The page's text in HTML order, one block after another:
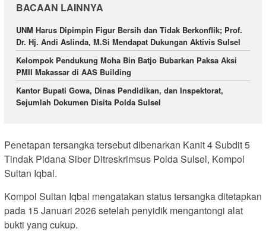
BACAAN LAINNYA
UNM Harus Dipimpin Figur Bersih dan Tidak Berkonflik; Prof.
Dr. Hj. Andi Aslinda, M.Si Mendapat Dukungan Aktivis Sulsel
Kelompok Pendukung Moha Bin Batjo Bubarkan Paksa Aksi
PMII Makassar di AAS Building
Kantor Bupati Gowa, Dinas Pendidikan, dan Inspektorat,
Sejumlah Dokumen Disita Polda Sulsel
Penetapan tersangka tersebut dibenarkan Kanit 4 Subdit 5
Tindak Pidana Siber Ditreskrimsus Polda Sulsel, Kompol
Sultan Iqbal.
Kompol Sultan Iqbal mengatakan status tersangka ditetapkan
pada 15 Januari 2026 setelah penyidik mengantongi alat
bukti yang cukup.